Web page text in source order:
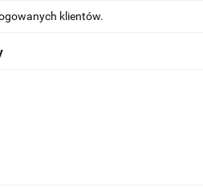
klientów.